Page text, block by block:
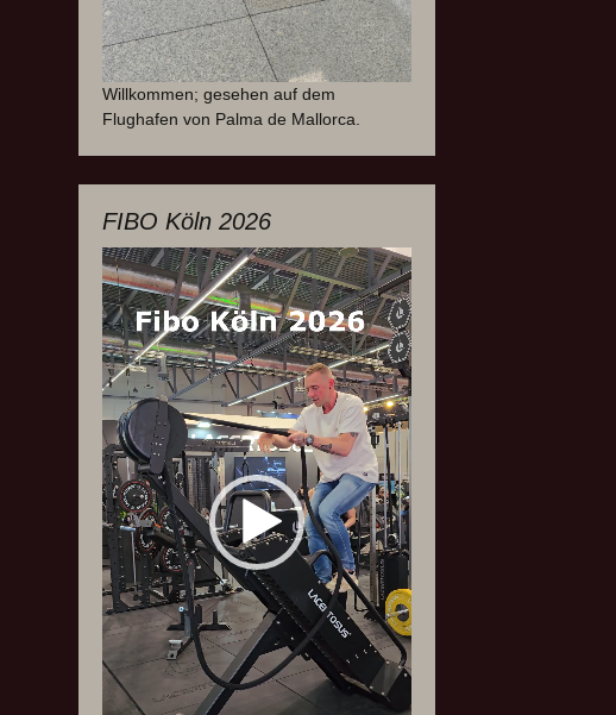
Willkommen; gesehen auf dem
Flughafen von Palma de Mallorca.
FIBO Köln 2026
Video-
Player